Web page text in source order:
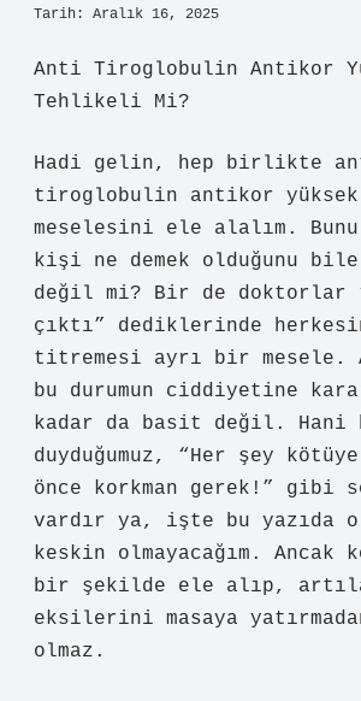
Tarih: Aralık 16, 2025
Anti Tiroglobulin Antikor
Tehlikeli Mi?
Hadi gelin, hep birlikte
tiroglobulin antikor
meselesini ele alalım. Bunu
kişi ne demek olduğunu bile
değil mi? Bir de doktorlar
çıktı” dediklerinde
titremesi ayrı bir mesele.
bu durumun ciddiyetine
kadar da basit değil. Hani
duyduğumuz, “Her şey
önce korkman gerek!” gibi
vardır ya, işte bu yazıda o
keskin olmayacağım. Ancak
bir şekilde ele alıp,
eksilerini masaya
olmaz.